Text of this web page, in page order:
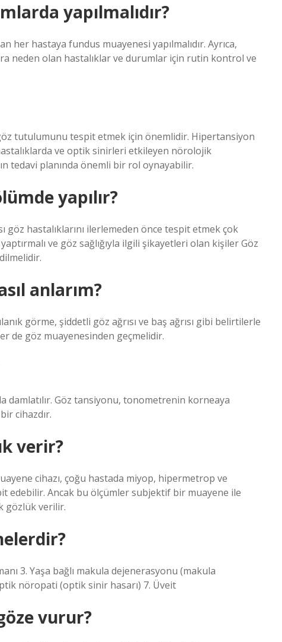
yapılmalıdır?
her hastaya fundus muayenesi yapılmalıdır. Ayrıca,
neden olan hastalıklar ve durumlar için rutin kontrol ve
tutulumunu tespit etmek için önemlidir. Hipertansiyon
ve optik sinirleri etkileyen nörolojik
tedavi planında önemli bir rol oynayabilir.
yapılır?
göz hastalıklarını ilerlemeden önce tespit etmek çok
ve göz sağlığıyla ilgili şikayetleri olan kişiler Göz
anlarım?
görme, şiddetli göz ağrısı ve baş ağrısı gibi belirtilerle
de göz muayenesinden geçmelidir.
damlatılır. Göz tansiyonu, tonometrenin korneaya
cihazdır.
verir?
cihazı, çoğu hastada miyop, hipermetrop ve
edebilir. Ancak bu ölçümler subjektif bir muayene ile
gözlük verilir.
3. Yaşa bağlı makula dejenerasyonu (makula
nöropati (optik sinir hasarı) 7. Üveit
vurur?